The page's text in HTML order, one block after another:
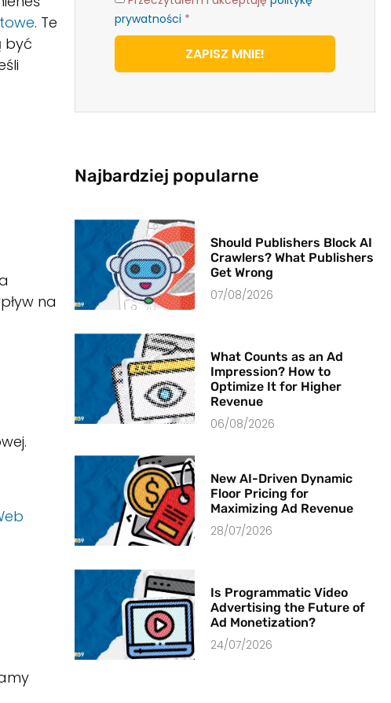
. Te
być
na
prywatności *
ZAPISZ MNIE!
Najbardziej popularne
Should Publishers Block AI
Crawlers? What Publishers
Get Wrong
07/08/2026
What Counts as an Ad
Impression? How to
Optimize It for Higher
Revenue
06/08/2026
New AI-Driven Dynamic
Floor Pricing for
Maximizing Ad Revenue
28/07/2026
Is Programmatic Video
Advertising the Future of
Ad Monetization?
24/07/2026